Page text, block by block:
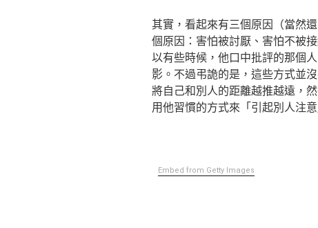
其實，看起來有三個原因（當然
個原因：害怕被討厭、害怕不被
以有些時候，他口中批評的那個
影。不過弔詭的是，這些方式並
將自己和別人的距離越推越遠，
用他習慣的方式來「引起別人注
Embed from Getty Images